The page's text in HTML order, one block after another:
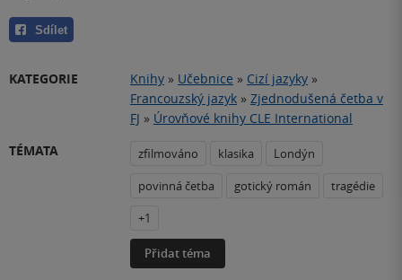
Sdílet
KATEGORIE Knihy » Učebnice » Cizí jazyky »
Francouzský jazyk » Zjednodušená četba v
FJ » Úrovňové knihy CLE International
TÉMATA
zfilmováno klasika
Londýn
povinná četba
gotický román
tragédie
+1
Přidat téma